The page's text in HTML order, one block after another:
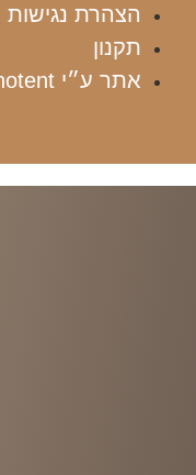
הצהרת נגישות
תקנון
אתר ע״י Innotent